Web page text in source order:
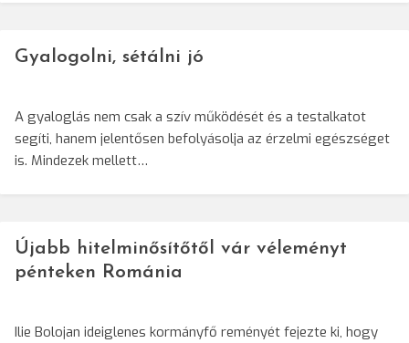
Gyalogolni, sétálni jó
A gyaloglás nem csak a szív működését és a testalkatot
segíti, hanem jelentősen befolyásolja az érzelmi egészséget
is. Mindezek mellett…
Újabb hitelminősítőtől vár véleményt
pénteken Románia
Ilie Bolojan ideiglenes kormányfő reményét fejezte ki, hogy